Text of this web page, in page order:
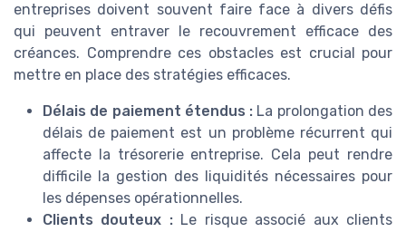
entreprises doivent souvent faire face à divers défis
qui peuvent entraver le recouvrement efficace des
créances. Comprendre ces obstacles est crucial pour
mettre en place des stratégies efficaces.
Délais de paiement étendus : La prolongation des
délais de paiement est un problème récurrent qui
affecte la trésorerie entreprise. Cela peut rendre
difficile la gestion des liquidités nécessaires pour
les dépenses opérationnelles.
Clients douteux :Le risque associé aux clients